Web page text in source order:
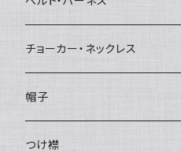
チョーカー・ネックレス
帽子
ベレー帽
つけ襟